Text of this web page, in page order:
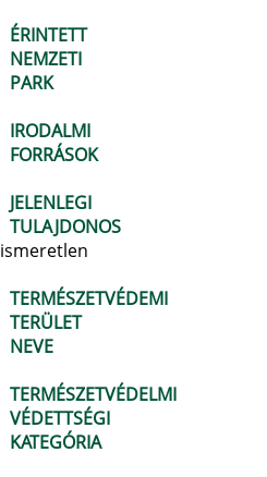
ÉRINTETT
NEMZETI
PARK
IRODALMI
FORRÁSOK
JELENLEGI
TULAJDONOS
ismeretlen
TERMÉSZETVÉDEMI
TERÜLET
NEVE
TERMÉSZETVÉDELMI
VÉDETTSÉGI
KATEGÓRIA